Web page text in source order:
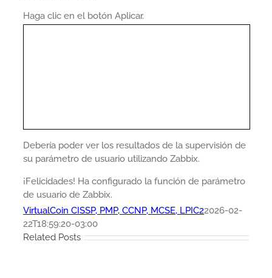
Haga clic en el botón Aplicar.
Debería poder ver los resultados de la supervisión de
su parámetro de usuario utilizando Zabbix.
¡Felicidades! Ha configurado la función de parámetro
de usuario de Zabbix.
VirtualCoin CISSP, PMP, CCNP, MCSE, LPIC22026-02-
22T18:59:20-03:00
Related Posts